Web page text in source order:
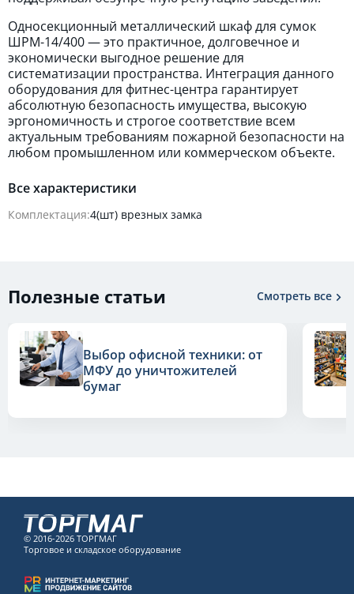
Односекционный металлический шкаф для сумок
ШРМ-14/400 — это практичное, долговечное и
экономически выгодное решение для
систематизации пространства. Интеграция данного
оборудования для фитнес-центра гарантирует
абсолютную безопасность имущества, высокую
эргономичность и строгое соответствие всем
актуальным требованиям пожарной безопасности на
любом промышленном или коммерческом объекте.
Все характеристики
Комплектация:4(шт) врезных замка
Полезные статьи Смотреть все
Выбор офисной техники: от
МФУ до уничтожителей
бумаг
© 2016-2026 ТОРГМАГ
Торговое и складское оборудование